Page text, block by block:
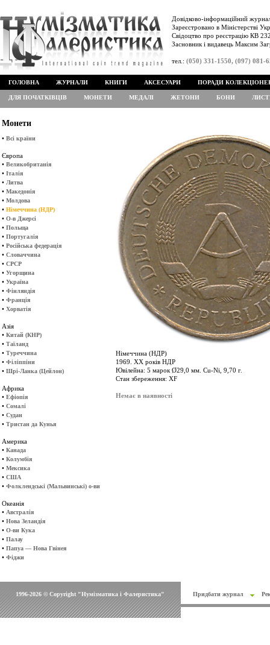
Довідково-інформаційний
Зареєстровано в Міністерстві
Свідоцтво про реєстрацію КВ
Засновник і видавець Максим
тел.: (050) 331-1550, (097) 081-
ГОЛОВНА ЖУРНАЛИ КНИГИ АКСЕСУАРИ ПОРАДИ
ДЛЯ ПОЧАТКІВЦІВ МОНЕТИ МЕДАЛІ ЖЕТОНИ БОНИ
Монети
• Всі країни
Європа
• Великобританія
• Італія
• Литва
• Македонія
• Молдова
• Німеччина (НДР)
• О-в Джерсі
• Польща
• Португалія
• Російська федерація
• Словаччина
• СРСР
• Угорщина
• Україна
• Фінляндія
• Франція
• Хорватія
Азія
• Китай (КНР)
• Таїланд
• Туреччина
• Філіппіни
• Шрі-Ланка (Цейлон)
Африка
• Ефіопія
• Сомалі
• Судан
• Тристан да Кунья
Америка
• Канада
• Колумбія
• Мексика
• США
• Фолклендські (Мальвинські) о-ви
Океанія
• Австралія
• Нова Зеландія
• О-ви Кука
• Палау
• Папуа — Нова Гвінея
• Фіджи
Німеччина (НДР)
1969. ХХ років НДР
Ювілейна: 5 марок Ø29,0 мм. Cu-Ni, 9,70 г.
Стан збереження: XF
Немає в наявності
1996-2026 © Copyright "Нумізматика і Фалеристика" Придбати журнал